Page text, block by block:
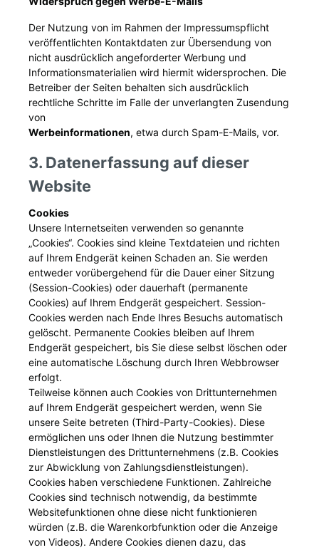
Der Nutzung von im Rahmen der Impressumspflicht
veröffentlichten Kontaktdaten zur Übersendung von
nicht ausdrücklich angeforderter Werbung und
Informationsmaterialien wird hiermit widersprochen. Die
Betreiber der Seiten behalten sich ausdrücklich
rechtliche Schritte im Falle der unverlangten Zusendung
von
Werbeinformationen, etwa durch Spam-E-Mails, vor.
3. Datenerfassung auf dieser
Website
Cookies
Unsere Internetseiten verwenden so genannte
„Cookies“. Cookies sind kleine Textdateien und richten
auf Ihrem Endgerät keinen Schaden an. Sie werden
entweder vorübergehend für die Dauer einer Sitzung
(Session-Cookies) oder dauerhaft (permanente
Cookies) auf Ihrem Endgerät gespeichert. Session-
Cookies werden nach Ende Ihres Besuchs automatisch
gelöscht. Permanente Cookies bleiben auf Ihrem
Endgerät gespeichert, bis Sie diese selbst löschen oder
eine automatische Löschung durch Ihren Webbrowser
erfolgt.
Teilweise können auch Cookies von Drittunternehmen
auf Ihrem Endgerät gespeichert werden, wenn Sie
unsere Seite betreten (Third-Party-Cookies). Diese
ermöglichen uns oder Ihnen die Nutzung bestimmter
Dienstleistungen des Drittunternehmens (z.B. Cookies
zur Abwicklung von Zahlungsdienstleistungen).
Cookies haben verschiedene Funktionen. Zahlreiche
Cookies sind technisch notwendig, da bestimmte
Websitefunktionen ohne diese nicht funktionieren
würden (z.B. die Warenkorbfunktion oder die Anzeige
von Videos). Andere Cookies dienen dazu, das